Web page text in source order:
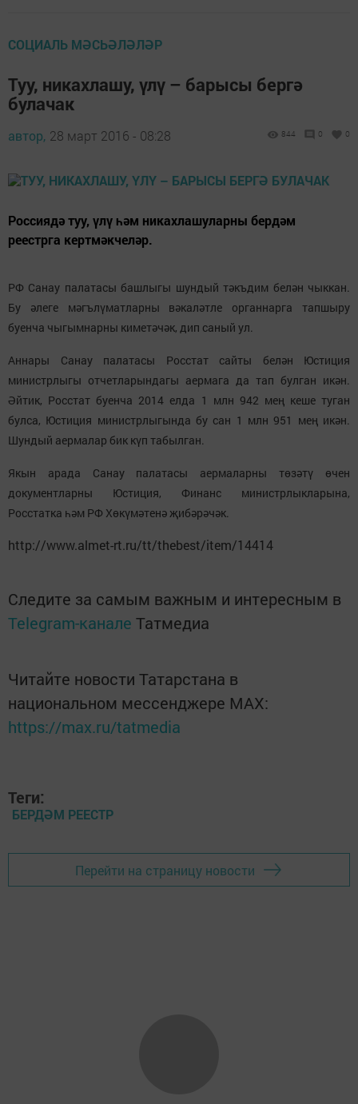
СОЦИАЛЬ МӘСЬӘЛӘЛӘР
Туу, никахлашу, үлү – барысы бергә
булачак
автор, 28 март 2016 - 08:28 844 0 0
Россиядә туу, үлү һәм никахлашуларны бердәм
реестрга кертмәкчеләр.
РФ Санау палатасы башлыгы шундый тәкъдим белән чыккан.
Бу әлеге мәгълүматларны вәкаләтле органнарга тапшыру
буенча чыгымнарны киметәчәк, дип саный ул.
Аннары Санау палатасы Росстат сайты белән Юстиция
министрлыгы отчетларындагы аермага да тап булган икән.
Әйтик, Росстат буенча 2014 елда 1 млн 942 мең кеше туган
булса, Юстиция министрлыгында бу сан 1 млн 951 мең икән.
Шундый аермалар бик күп табылган.
Якын арада Санау палатасы аермаларны төзәтү өчен
документларны Юстиция, Финанс министрлыкларына,
Росстатка һәм РФ Хөкүмәтенә җибәрәчәк.
http://www.almet-rt.ru/tt/thebest/item/14414
Следите за самым важным и интересным в
Telegram-канале Татмедиа
Читайте новости Татарстана в
национальном мессенджере MАХ:
https://max.ru/tatmedia
Теги:
БЕРДӘМ РЕЕСТР
Перейти на страницу новости